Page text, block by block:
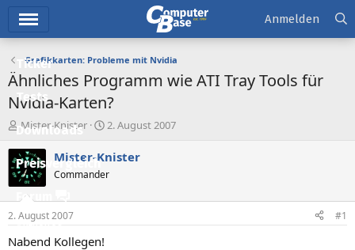
Ticker
Tests
Downloads
Preisvergleich
Forum
Aktuelles
Anmelden
Grafikkarten: Probleme mit Nvidia
Ähnliches Programm wie ATI Tray Tools für
Nvidia-Karten?
E
r
s
t
e
l
e
r
Mister-Knister
E
s
e
t
2. August 2007
Mister-Knister
Commander
2. August 2007 #1
Nabend Kollegen!